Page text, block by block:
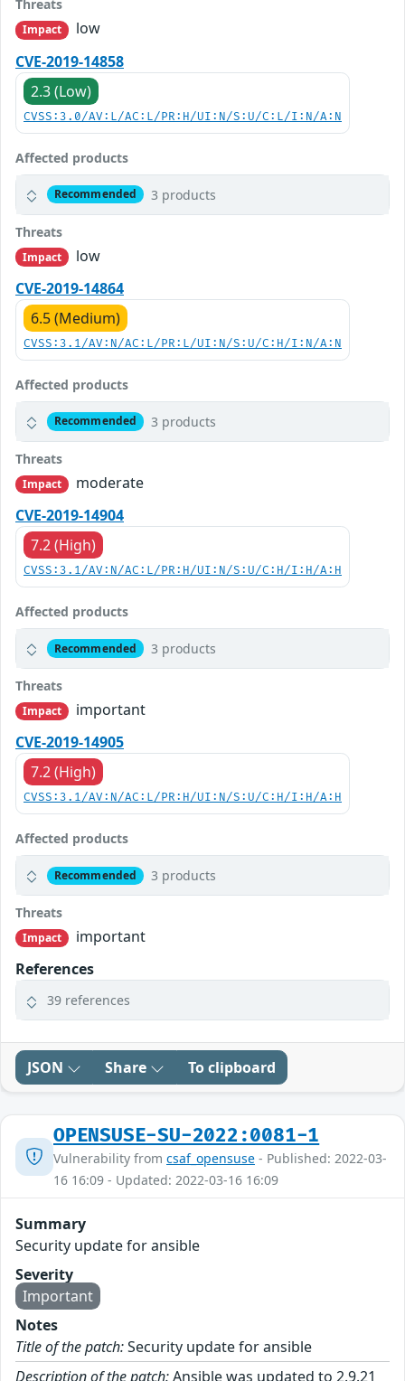
Threats
Impact
low
CVE-2019-14858
2.3 (Low)
CVSS:3.0/AV:L/AC:L/PR:H/UI:N/S:U/C:L/I:N/A:N
Affected products
Recommended 3 products
Threats
Impact
low
CVE-2019-14864
6.5 (Medium)
CVSS:3.1/AV:N/AC:L/PR:L/UI:N/S:U/C:H/I:N/A:N
Affected products
Recommended 3 products
Threats
Impact
moderate
CVE-2019-14904
7.2 (High)
CVSS:3.1/AV:N/AC:L/PR:H/UI:N/S:U/C:H/I:H/A:H
Affected products
Recommended 3 products
Threats
Impact
important
CVE-2019-14905
7.2 (High)
CVSS:3.1/AV:N/AC:L/PR:H/UI:N/S:U/C:H/I:H/A:H
Affected products
Recommended 3 products
Threats
Impact
important
References
39 references
JSON Share To clipboard
OPENSUSE-SU-2022:0081-1
Vulnerability from csaf_opensuse - Published: 2022-03-
16 16:09 - Updated: 2022-03-16 16:09
Summary
Security update for ansible
Severity
Important
Notes
Title of the patch:Security update for ansible
Description of the patch:Ansible was updated to 2.9.21